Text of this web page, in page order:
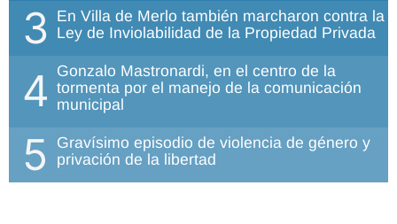
3 En Villa de Merlo también marcharon contra la
Ley de Inviolabilidad de la Propiedad Privada
4 Gonzalo Mastronardi, en el centro de la
tormenta por el manejo de la comunicación
municipal
5
Gravísimo episodio de violencia de género y
privación de la libertad